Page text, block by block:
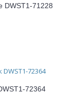
DWST1-71228
72364